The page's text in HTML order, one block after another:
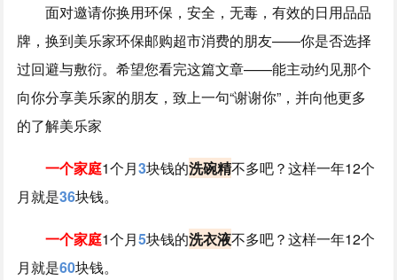
面对邀请你换用环保，安全，无毒，有效的日用品品
牌，换到美乐家环保邮购超市消费的朋友——你是否选择
过回避与敷衍。希望您看完这篇文章——能主动约见那个
向你分享美乐家的朋友，致上一句“谢谢你”，并向他更多
的了解美乐家
一个家庭1个月3块钱的洗碗精不多吧？这样一年12个
月就是36块钱。
一个家庭1个月5块钱的洗衣液不多吧？这样一年12个
月就是60块钱。